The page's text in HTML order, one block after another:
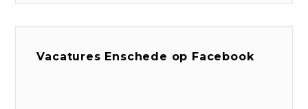
Vacatures Enschede op Facebook